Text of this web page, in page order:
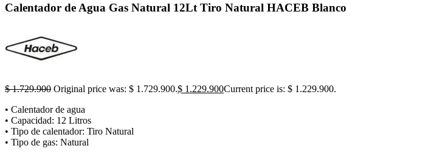
Calentador de Agua Gas Natural 12Lt Tiro Natural HACEB Blanco
$1.729.900 Original price was: $ 1.729.900.$ 1.229.900Current price is: $ 1.229.900.
• Calentador de agua
• Capacidad: 12 Litros
• Tipo de calentador: Tiro Natural
• Tipo de gas: Natural